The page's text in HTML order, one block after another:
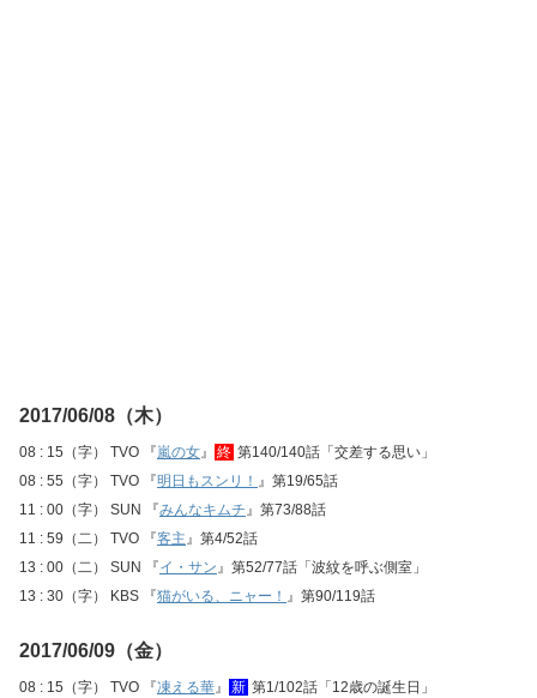
2017/06/08（木）
08 : 15（字） TVO 『嵐の女』 終 第140/140話「交差する思い」
08 : 55（字） TVO 『明日もスンリ！ 』第19/65話
11 : 00（字） SUN 『みんなキムチ』第73/88話
11 : 59（二） TVO 『客主』第4/52話
13 : 00（二） SUN 『イ・サン』第52/77話「波紋を呼ぶ側室」
13 : 30（字） KBS 『猫がいる、ニャー！ 』第90/119話
2017/06/09（金）
08 : 15（字） TVO 『凍える華』 新 第1/102話「12歳の誕生日」